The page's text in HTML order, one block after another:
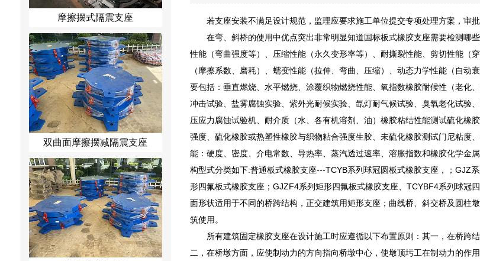
摩擦摆式隔震支座
双曲面摩擦摆减隔震支座
若支座安装不满足设计规范，监理应要求施工单位提交专项处理方案，审
在弯、斜桥的使用中优点突出非常明显知道国标板式橡胶支座需要检测哪
性能（弯曲强度等）、压缩性能（永久变形率等）、耐撕裂性能、剪切性能（
（摩擦系数、磨耗）、蠕变性能（拉伸、弯曲、压缩）、动态力学性能（自
要包括：垂直燃烧、水平燃烧、涂覆织物燃烧性能、氧指数橡胶耐候性（老
冲击试验、盐雾腐蚀实验、紫外光耐候实验、氙灯耐气候试验、臭氧老化试验
压应力腐蚀试验机、耐介质（水、各有机溶剂、油）橡胶粘结性能测试硫化
强度、硫化橡胶或热塑性橡胶与织物粘合强度生胶、未硫化橡胶测试门尼粘度
能：硬度、密度、介电常数、导热率、蒸汽透过速率、溶胀指数和橡胶化学
构型式分类如下:普通板式橡胶支座---TCYB系列球冠圆板式橡胶支座，；GJZ
形四氟板式橡胶支座；GJZF4系列矩形四氟板式橡胶支座、TCYBF4系列球冠
面形状适用于不同的桥跨结构，正交建筑用矩形支座；曲线桥、斜交桥及圆柱
筑使用。
所有建筑固定橡胶支座在设计施工时应遵循以下布置原则：其一，在桥跨
二，在桥墩方面，应使制动力的方向指向桥墩中心，使墩顶圬工在制动力的